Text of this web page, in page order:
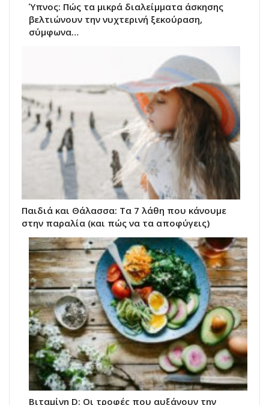
Ύπνος: Πώς τα μικρά διαλείμματα άσκησης
βελτιώνουν την νυχτερινή ξεκούραση,
σύμφωνα…
Παιδιά και Θάλασσα: Τα 7 λάθη που κάνουμε
στην παραλία (και πώς να τα αποφύγεις)
Βιταμίνη D: Οι τροφές που αυξάνουν την